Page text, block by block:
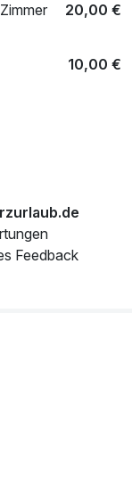
20,00 €
10,00 €
Feedback